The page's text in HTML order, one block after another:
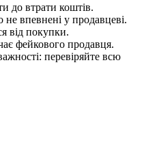
до втрати коштів.
впевнені у продавцеві.
від покупки.
фейкового продавця.
перевіряйте всю